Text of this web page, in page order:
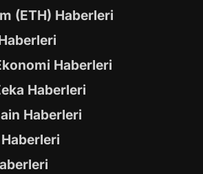
(ETH) Haberleri
Haberleri
Haberleri
Haberleri